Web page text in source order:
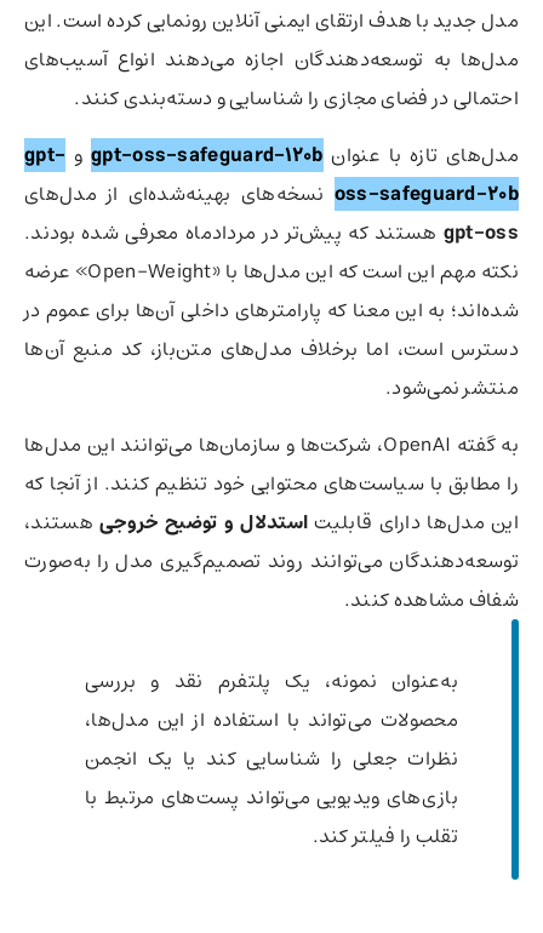
مدل جدید با هدف ارتقای ایمنی آنلاین رونمایی کرده است. این
مدل‌ها به توسعه‌دهندگان اجازه می‌دهند انواع آسیب‌های
احتمالی در فضای مجازی را شناسایی و دسته‌بندی کنند.
مدل‌های تازه با عنوان gpt-oss-safeguard-120bو gpt-
oss-safeguard-20b نسخه‌های بهینه‌شده‌ای از مدل‌های
gpt-oss هستند که پیش‌تر در مردادماه معرفی شده بودند.
نکته مهم این است که این مدل‌ها با «Open-Weight» عرضه
شده‌اند؛ به این معنا که پارامترهای داخلی آن‌ها برای عموم در
دسترس است، اما برخلاف مدل‌های متن‌باز، کد منبع آن‌ها
منتشر نمی‌شود.
به گفته OpenAI، شرکت‌ها و سازمان‌ها می‌توانند این مدل‌ها
را مطابق با سیاست‌های محتوایی خود تنظیم کنند. از آنجا که
این مدل‌ها دارای قابلیتاستدلال و توضیح خروجیهستند،
توسعه‌دهندگان می‌توانند روند تصمیم‌گیری مدل را به‌صورت
شفاف مشاهده کنند.
به‌عنوان نمونه، یک پلتفرم نقد و بررسی
محصولات می‌تواند با استفاده از این مدل‌ها،
نظرات جعلی را شناسایی کند یا یک انجمن
بازی‌های ویدیویی می‌تواند پست‌های مرتبط با
تقلب را فیلتر کند.